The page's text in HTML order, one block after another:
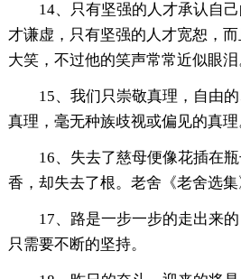
14、只有坚强的人才承认自
才谦虚，只有坚强的人才宽恕，
大笑，不过他的笑声常常近似眼
15、我们只崇敬真理，自由
真理，毫无种族歧视或偏见的真
16、失去了慈母便像花插在
香，却失去了根。老舍《老舍选集
17、路是一步一步的走出来
只需要不断的坚持。